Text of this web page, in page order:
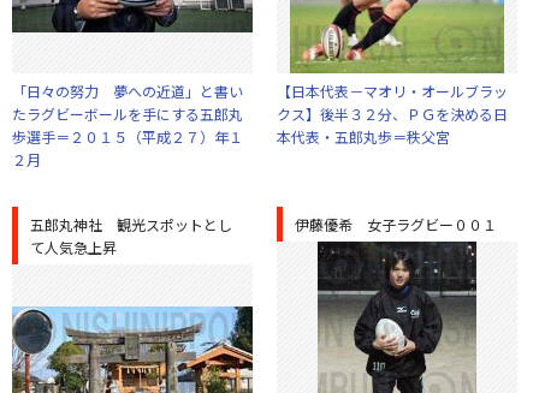
「日々の努力 夢への近道」と書い
たラグビーボールを手にする五郎丸
歩選手＝２０１５（平成２７）年１
２月
【日本代表－マオリ・オールブラッ
クス】後半３２分、ＰＧを決める日
本代表・五郎丸歩＝秩父宮
五郎丸神社 観光スポットとし
て人気急上昇
伊藤優希 女子ラグビー００１